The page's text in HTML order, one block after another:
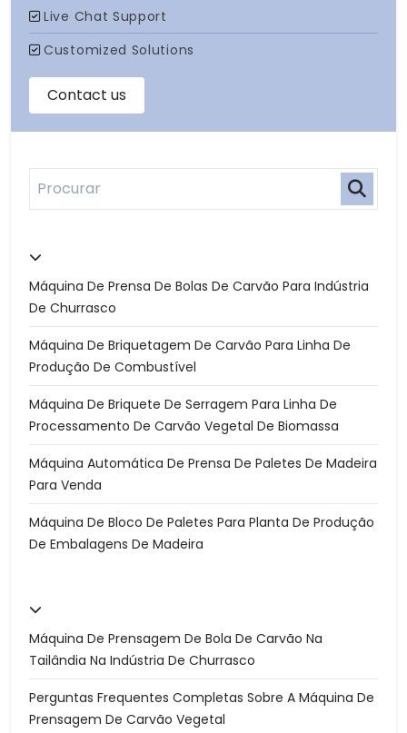
Máquina De Prensa De Bolas De Carvão Para Indústria
De Churrasco
Máquina De Briquetagem De Carvão Para Linha De
Produção De Combustível
Máquina De Briquete De Serragem Para Linha De
Processamento De Carvão Vegetal De Biomassa
Máquina Automática De Prensa De Paletes De Madeira
Para Venda
Máquina De Bloco De Paletes Para Planta De Produção
De Embalagens De Madeira
Máquina De Prensagem De Bola De Carvão Na
Tailândia Na Indústria De Churrasco
Perguntas Frequentes Completas Sobre A Máquina De
Prensagem De Carvão Vegetal